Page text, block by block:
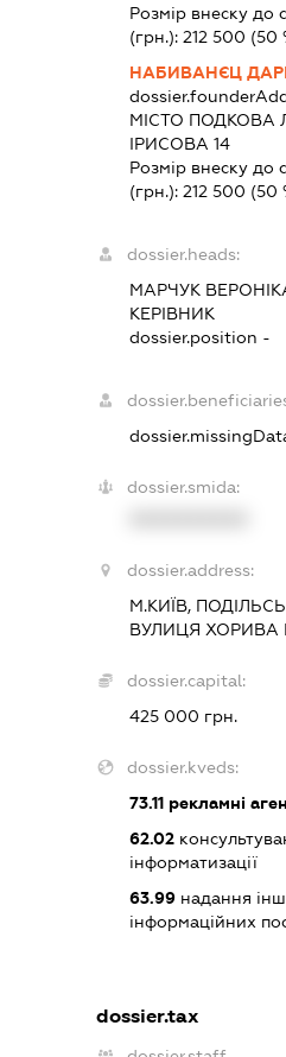
Розмір внеску до
(грн.): 212 500 (50
НАБИВАНЄЦ
МІСТО ПОДКОВА
ІРИСОВА 14
Розмір внеску до
(грн.): 212 500 (50
dossier.heads:
МАРЧУК
КЕРІВНИК
dossier.position -
dossier.smida:
dossier.address:
М.КИЇВ,
ВУЛИЦЯ ХОРИВА
dossier.capital:
425 000 грн.
dossier.kveds:
73.11рекламні
62.02
інформатизації
63.99надання
інформаційних
dossier.tax